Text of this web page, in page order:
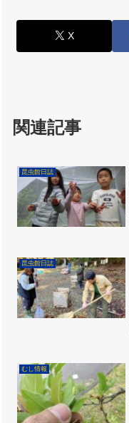
X
関連記事
昆虫館日誌
昆虫館日誌
むし情報